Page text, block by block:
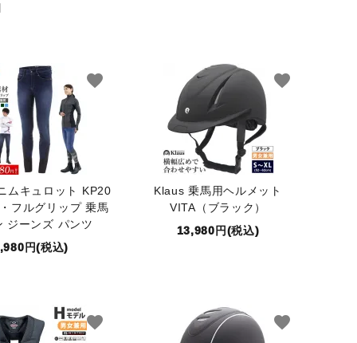
ムキュロット KP20
フルグリップ 乗馬
ジーンズ パンツ
円(税込)
favorite
Klaus 乗馬用ヘルメット
VITA（ブラック）
13,980円(税込)
favorite
favorite favorite